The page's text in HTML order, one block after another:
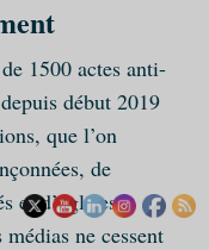
1500 actes anti-
début 2019
que l’on
de
et d’églises
ne cessent